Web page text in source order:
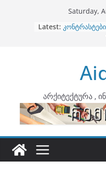
Saturday,
Latest: ბინების
ინტერიერის
არტემიდი
არქიტექტურა ,